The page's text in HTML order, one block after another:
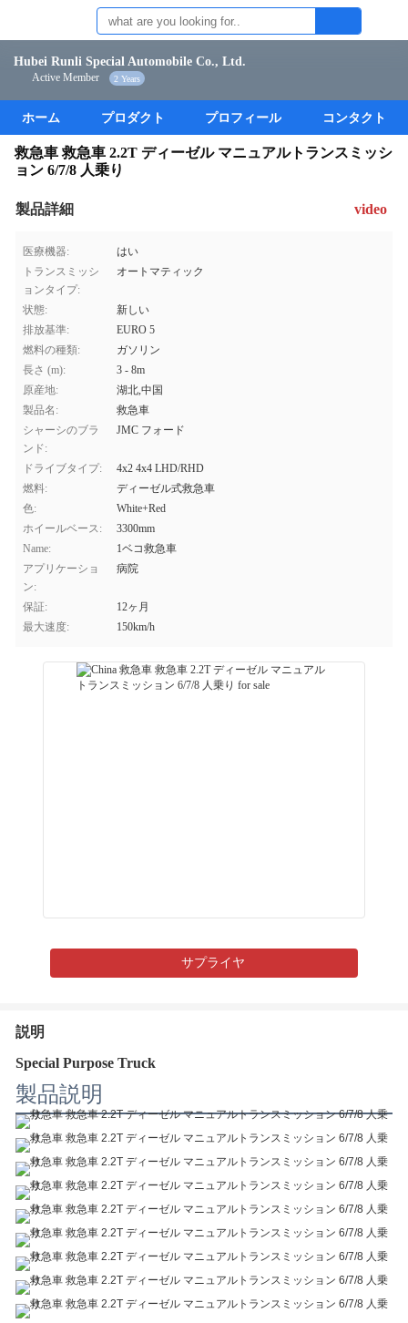
Hubei Runli Special Automobile Co., Ltd.
Active Member 2 Years
ホーム プロダクト プロフィール コンタクト
救急車 救急車 2.2T ディーゼル マニュアルトランスミッシ
ョン 6/7/8 人乗り
製品詳細 video
医療機器:
はい
トランスミッシ
ョンタイプ:
オートマティック
状態:
新しい
排放基準:
EURO 5
燃料の種類:
ガソリン
長さ (m):
3 - 8m
原産地:
湖北,中国
製品名:
救急車
シャーシのブラ
ンド:
JMC フォード
ドライブタイプ:
4x2 4x4 LHD/RHD
燃料:
ディーゼル式救急車
色:
White+Red
ホイールベース:
3300mm
Name:
1ベコ救急車
アプリケーショ
ン:
病院
保証:
12ヶ月
最大速度:
150km/h
サプライヤ
説明
Special Purpose Truck
製品説明